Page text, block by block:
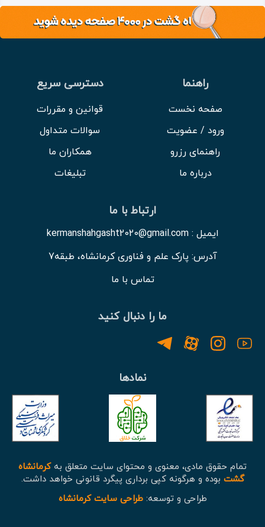
راهنما
صفحه نخست
ورود / عضویت
راهنمای رزرو
درباره ما
دسترسی سریع
قوانین و مقررات
سوالات متداول
همکاران ما
تبلیغات
ارتباط با ما
ایمیل : kermanshahgasht2020@gmail.com
آدرس: پارک علم و فناوری کرمانشاه، طبقه7
تماس با ما
ما را دنبال کنید
نمادها
تمام حقوق مادی، معنوی و محتوای سایت متعلق بهکرمانشاه
گشت بوده و هرگونه کپی برداری پیگرد قانونی خواهد داشت.
طراحی و توسعه:طراحی سایت کرمانشاه